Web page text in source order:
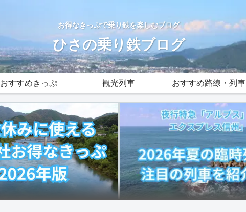
お得なきっぷで乗り鉄を楽しむブログ
ひさの乗り鉄ブログ
おすすめきっぷ 観光列車 おすすめ路線・列車